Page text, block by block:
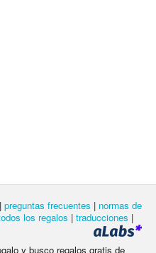
| preguntas frecuentes | normas de
los regalos | traducciones |
y busco regalos gratis de